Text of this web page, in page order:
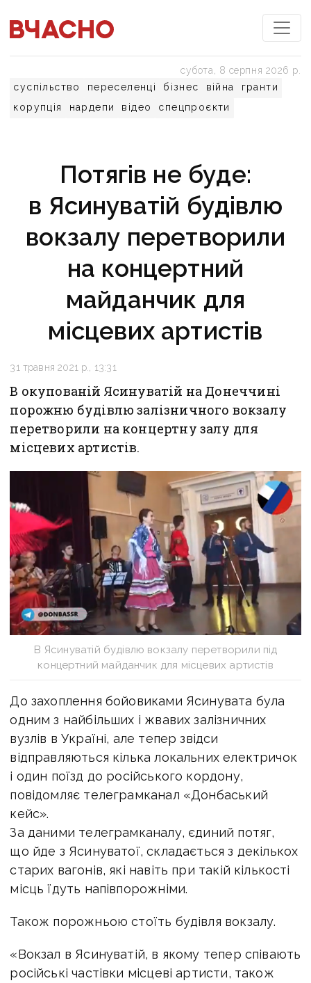
суспільство переселенці бізнес війна
гранти
корупція
нардепи відео спецпроєкти
субота, 8 серпня 2026 р.
Потягів не буде:
в Ясинуватій будівлю
вокзалу перетворили
на концертний
майданчик для
місцевих артистів
31 травня 2021 р., 13:31
В окупованій Ясинуватій на Донеччині
порожню будівлю залізничного вокзалу
перетворили на концертну залу для
місцевих артистів.
В Ясинуватій будівлю вокзалу перетворили під
концертний майданчик для місцевих артистів
До захоплення бойовиками Ясинувата була
одним з найбільших і жвавих залізничних
вузлів в Україні, але тепер звідси
відправляються кілька локальних електричок
і один поїзд до російського кордону,
повідомляє телеграмканал «Донбаський
кейс».
За даними телеграмканалу, єдиний потяг,
що йде з Ясинуватої, складається з декількох
старих вагонів, які навіть при такій кількості
місць їдуть напівпорожніми.
Також порожньою стоїть будівля вокзалу.
«Вокзал в Ясинуватій, в якому тепер співають
російські частівки місцеві артисти, також